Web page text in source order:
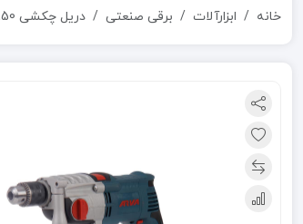
خانه ابزارآلات برقی صنعتی دریل چکشی 850 وات دو سرعته 13 میلیمتر مدل 5323 آروا ARVA